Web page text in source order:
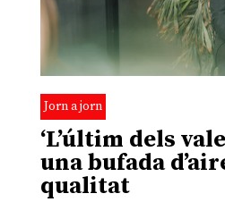
Jorn a jorn
‘L’últim dels
una bufada
qualitat